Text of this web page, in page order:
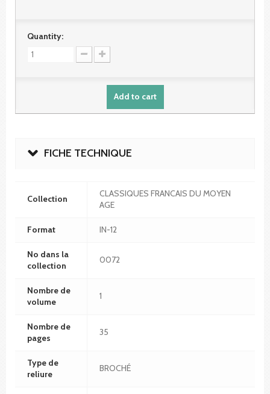
Quantity:
Add to cart
FICHE TECHNIQUE
Collection
CLASSIQUES FRANCAIS DU MOYEN
AGE
Format IN-12
No dans la
collection
0072
Nombre de
volume
1
Nombre de
pages
35
Type de
reliure
BROCHÉ